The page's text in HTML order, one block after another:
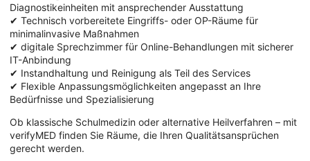
Diagnostikeinheiten mit ansprechender Ausstattung
✔ Technisch vorbereitete Eingriffs- oder OP-Räume für
minimalinvasive Maßnahmen
✔ digitale Sprechzimmer für Online-Behandlungen mit sicherer
IT-Anbindung
✔ Instandhaltung und Reinigung als Teil des Services
✔ Flexible Anpassungsmöglichkeiten angepasst an Ihre
Bedürfnisse und Spezialisierung
Ob klassische Schulmedizin oder alternative Heilverfahren – mit
verifyMED finden Sie Räume, die Ihren Qualitätsansprüchen
gerecht werden.